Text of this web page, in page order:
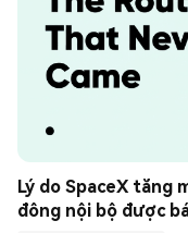
Lý do SpaceX tăng
đông nội bộ được